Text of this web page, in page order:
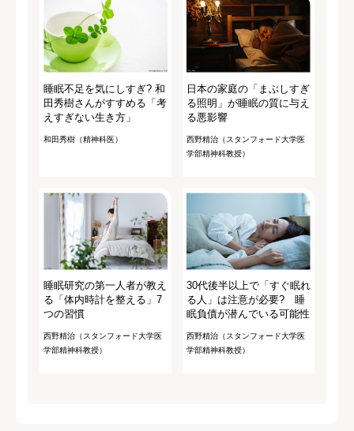
睡眠不足を気にしすぎ? 和
田秀樹さんがすすめる「考
えすぎない生き方」
和田秀樹（精神科医）
日本の家庭の「まぶしすぎ
る照明」が睡眠の質に与え
る悪影響
西野精治（スタンフォード大学医
学部精神科教授）
睡眠研究の第一人者が教え
る「体内時計を整える」7
つの習慣
西野精治（スタンフォード大学医
学部精神科教授）
30代後半以上で「すぐ眠れ
る人」は注意が必要? 睡
眠負債が潜んでいる可能性
西野精治（スタンフォード大学医
学部精神科教授）